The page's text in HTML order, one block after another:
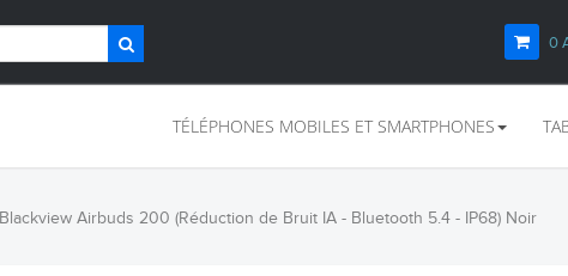
0
TÉLÉPHONES MOBILES ET SMARTPHONES
Blackview Airbuds 200 (Réduction de Bruit IA - Bluetooth 5.4 - IP68) Noir